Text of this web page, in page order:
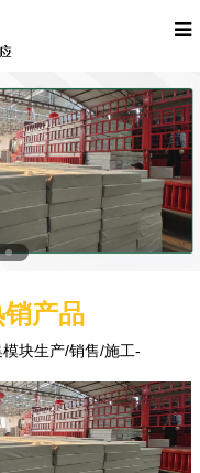
销产品
块生产/销售/施工-